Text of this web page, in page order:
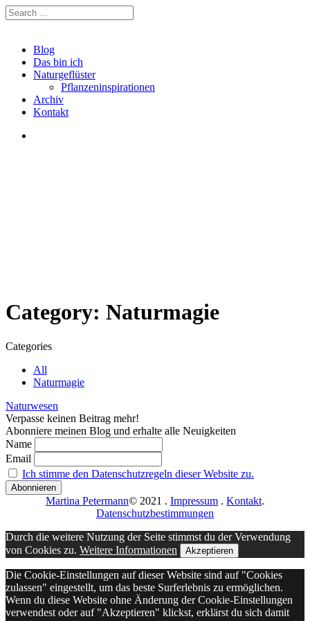
Blog
Das bin ich
Naturgeflüster
Pflanzeninspirationen
Archiv
Kontakt
Category: Naturmagie
Categories
All
Naturmagie
Naturwesen
Verpasse keinen Beitrag mehr!
Abonniere meinen Blog und erhalte alle Neuigkeiten
Name
Email
Ich stimme den Datenschutzregeln dieser Website zu.
Martina Petermann© 2021 . Impressum . Kontakt.
Datenschutzbestimmungen
Durch die weitere Nutzung der Seite stimmst du der Verwendung
von Cookies zu. Weitere Informationen Akzeptieren
Die Cookie-Einstellungen auf dieser Website sind auf "Cookies
zulassen" eingestellt, um das beste Surferlebnis zu ermöglichen.
Wenn du diese Website ohne Änderung der Cookie-Einstellungen
verwendest oder auf "Akzeptieren" klickst, erklärst du sich damit